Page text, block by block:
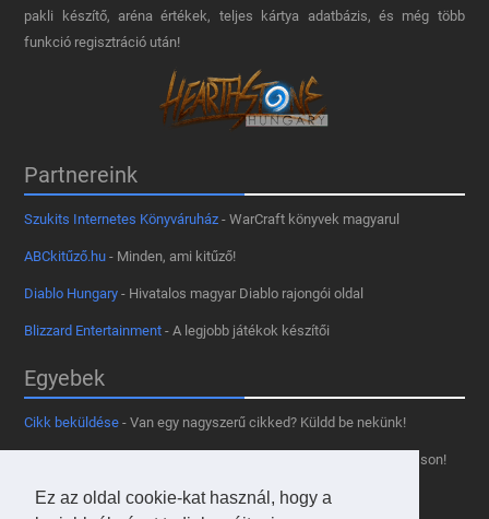
Ez az oldal cookie-kat használ, hogy a
pakli készítő, aréna értékek, teljes kártya adatbázis, és még több
funkció regisztráció után!
Partnereink
Szukits Internetes Könyváruház - WarCraft könyvek magyarul
ABCkitűző.hu - Minden, ami kitűző!
Diablo Hungary - Hivatalos magyar Diablo rajongói oldal
Blizzard Entertainment - A legjobb játékok készítői
Egyebek
Cikk beküldése - Van egy nagyszerű cikked? Küldd be nekünk!
- Tetszik az oldal? Segíts, hogy fennmaradhasson!
Kapcsolat, médiaajánlat- Lépj velünk kapcsolatba!